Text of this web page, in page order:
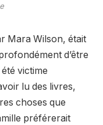
Mara Wilson, était
d’être
victime
lu des livres,
choses que
préférerait